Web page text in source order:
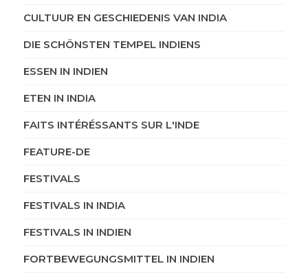
CULTUUR EN GESCHIEDENIS VAN INDIA
DIE SCHÖNSTEN TEMPEL INDIENS
ESSEN IN INDIEN
ETEN IN INDIA
FAITS INTÉRÉSSANTS SUR L'INDE
FEATURE-DE
FESTIVALS
FESTIVALS IN INDIA
FESTIVALS IN INDIEN
FORTBEWEGUNGSMITTEL IN INDIEN